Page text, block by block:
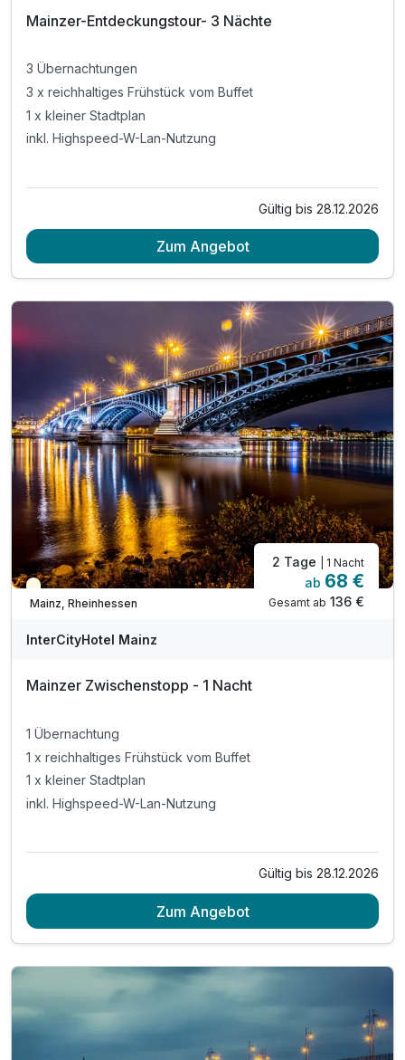
Mainzer-Entdeckungstour- 3 Nächte
3 Übernachtungen
3 x reichhaltiges Frühstück vom Buffet
1 x kleiner Stadtplan
inkl. Highspeed-W-Lan-Nutzung
Gültig bis 28.12.2026
Zum Angebot
Teilweise ausgelastet
Mainz, Rheinhessen
2 Tage | 1 Nacht
ab 68 €
Gesamt ab 136 €
InterCityHotel Mainz
Mainzer Zwischenstopp - 1 Nacht
1 Übernachtung
1 x reichhaltiges Frühstück vom Buffet
1 x kleiner Stadtplan
inkl. Highspeed-W-Lan-Nutzung
Gültig bis 28.12.2026
Zum Angebot